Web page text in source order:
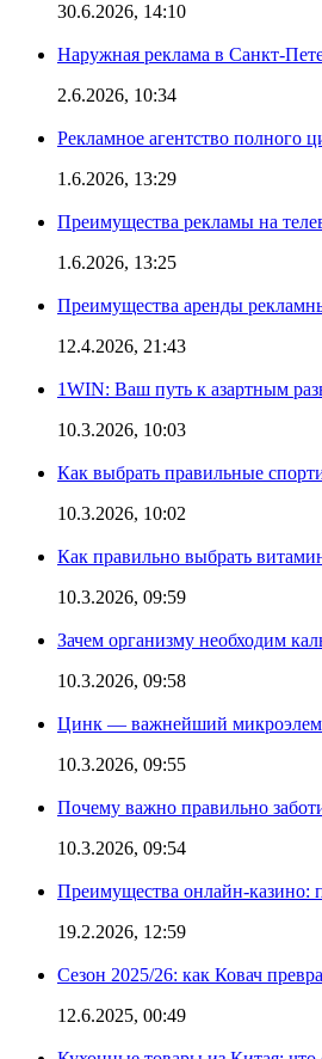
30.6.2026, 14:10
Наружная реклама в Санкт-
2.6.2026, 10:34
Рекламное агентство полного
1.6.2026, 13:29
Преимущества рекламы на
1.6.2026, 13:25
Преимущества аренды
12.4.2026, 21:43
1WIN: Ваш путь к азартным
10.3.2026, 10:03
Как выбрать правильные
10.3.2026, 10:02
Как правильно выбрать
10.3.2026, 09:59
Зачем организму необходим
10.3.2026, 09:58
Цинк — важнейший
10.3.2026, 09:55
Почему важно правильно
10.3.2026, 09:54
Преимущества онлайн-казино:
19.2.2026, 12:59
Сезон 2025/26: как Ковач
12.6.2025, 00:49